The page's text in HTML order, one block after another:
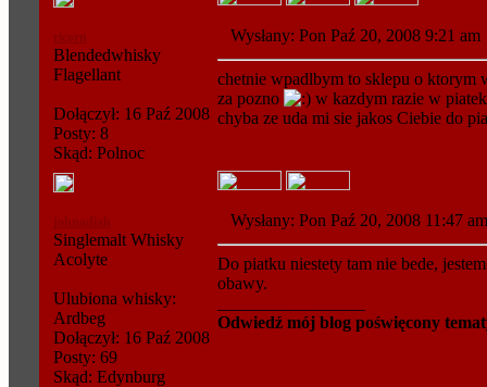
ricorn
Blendedwhisky
Flagellant
Dołączył: 16 Paź 2008
Posty: 8
Skąd: Polnoc
Wysłany: Pon Paź 20, 2008 9:21
chetnie wpadlbym to sklepu o ktorym
za pozno
w kazdym razie w
chyba ze uda mi sie jakos Ciebie do
johnadiah
Singlemalt Whisky
Acolyte
Ulubiona whisky:
Ardbeg
Dołączył: 16 Paź 2008
Posty: 69
Skąd: Edynburg
Wysłany: Pon Paź 20, 2008 11:47
Do piatku niestety tam nie bede,
obawy.
Odwiedź mój blog poświęcony